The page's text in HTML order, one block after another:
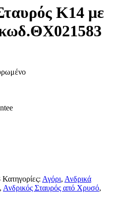
Κ14 με
Κατηγορίες: Αγόρι, Ανδρικά
, Ανδρικός Σταυρός από Χρυσό,